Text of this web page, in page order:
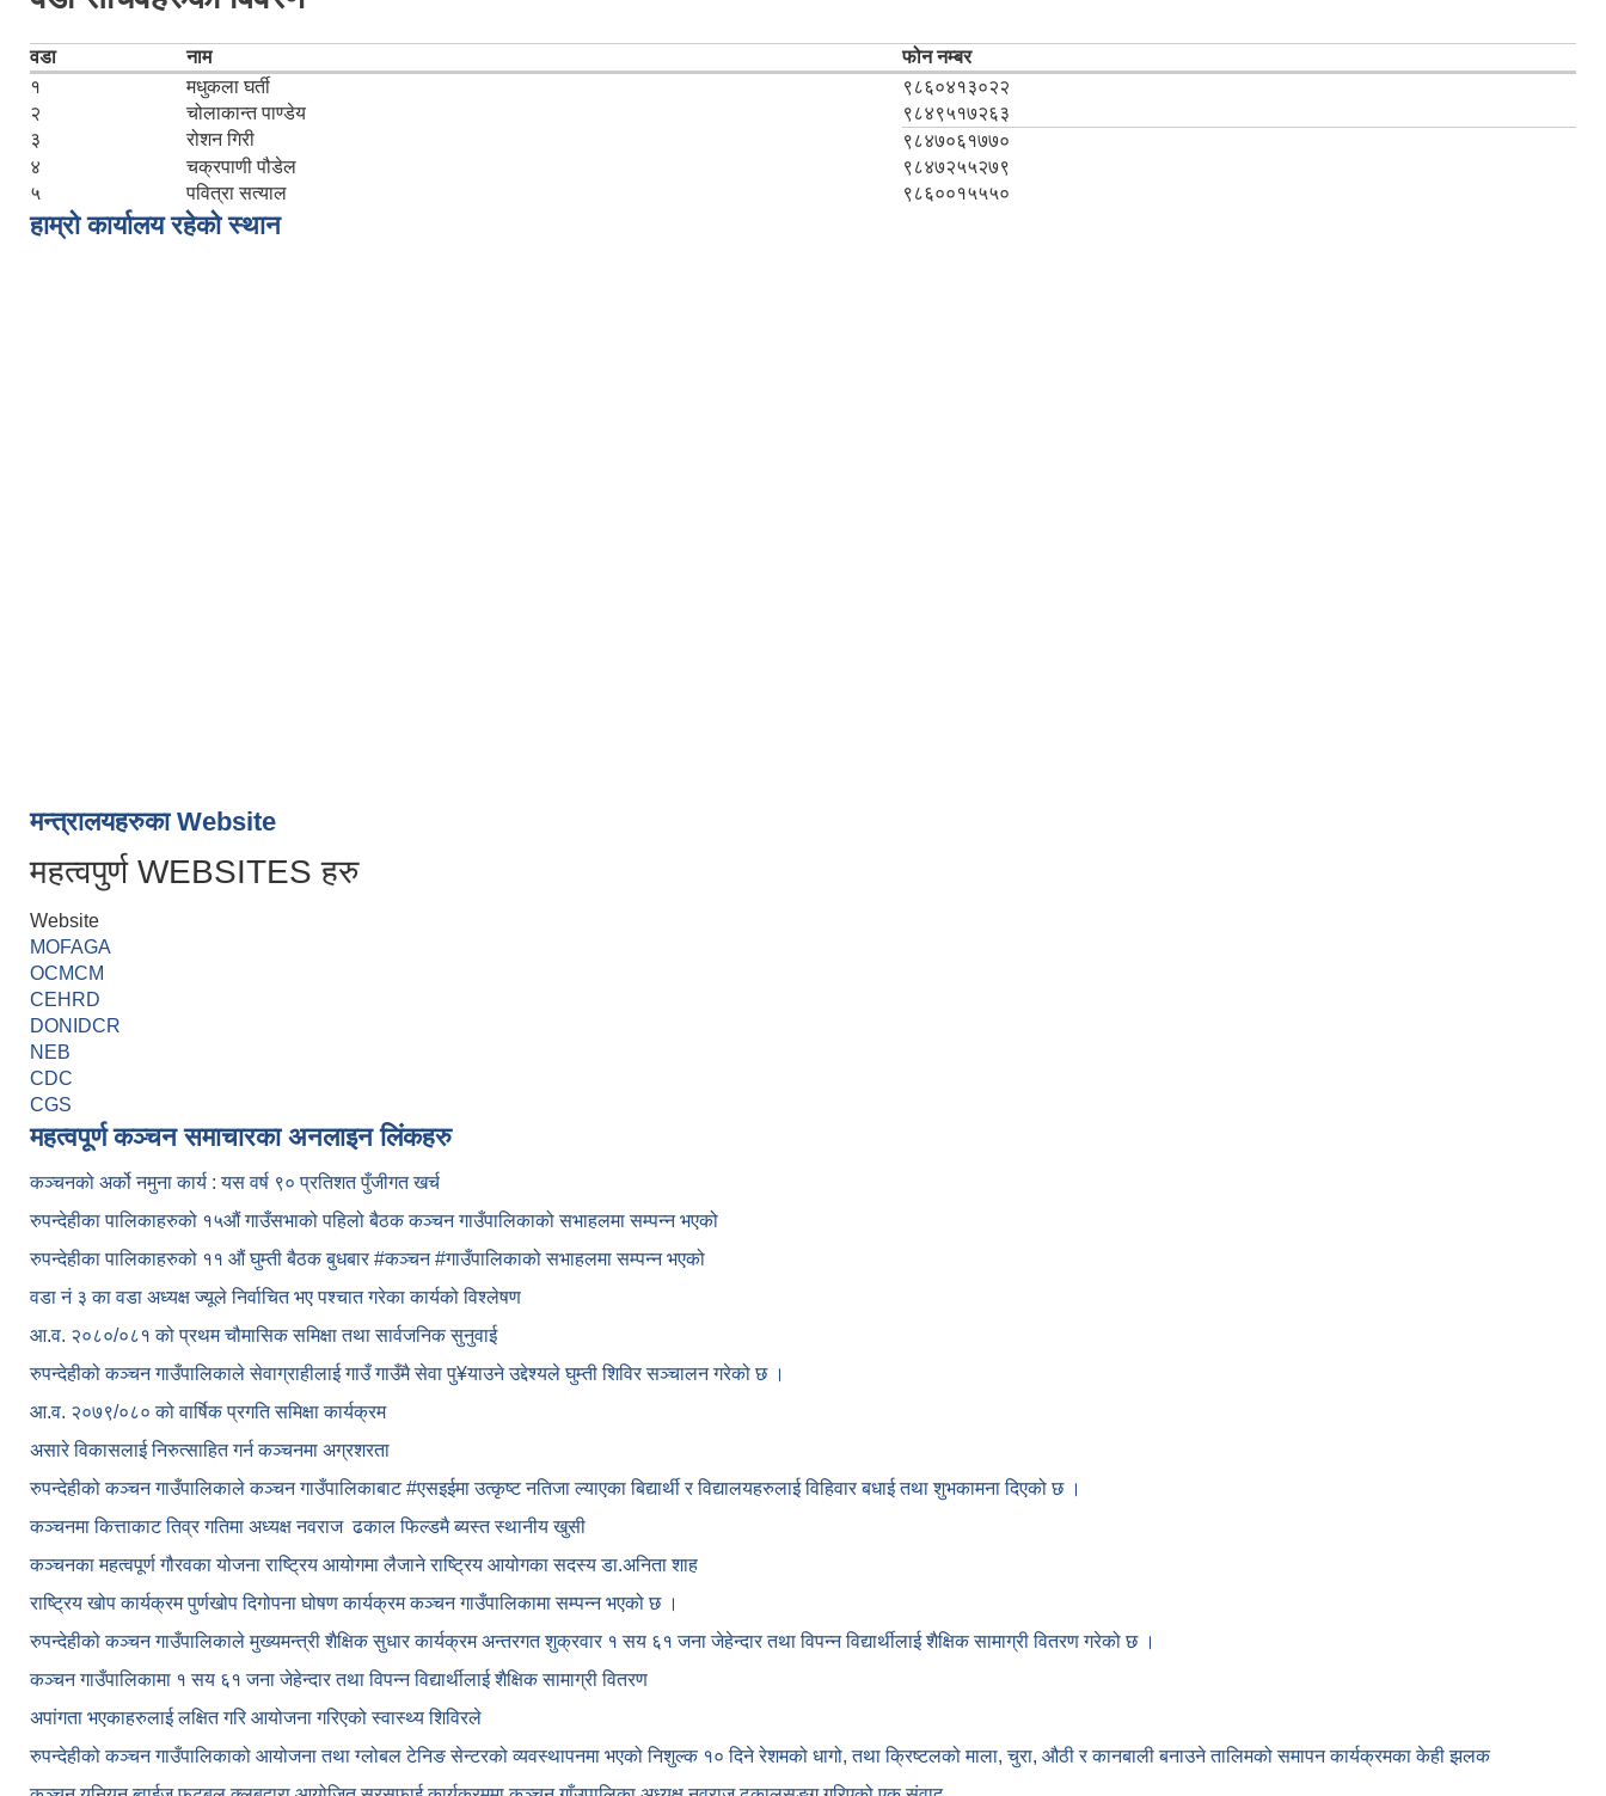
वडा नाम
फोन नम्बर
१
मधुकला घर्ती
९८६०४१३०२२
२
चोलाकान्त पाण्डेय
९८४९५१७२६३
३
रोशन गिरी
९८४७०६१७७०
४
चक्रपाणी पौडेल
९८४७२५५२७९
५
पवित्रा सत्याल ९८६००१५५५०
हाम्रो कार्यालय रहेको स्थान
मन्त्रालयहरुका Website
महत्वपुर्ण WEBSITES हरु
Website
MOFAGA
OCMCM
CEHRD
DONIDCR
NEB
CDC
CGS
महत्वपूर्ण कञ्चन समाचारका अनलाइन लिंकहरु
कञ्चनको अर्को नमुना कार्य : यस वर्ष ९० प्रतिशत पुँजीगत खर्च
रुपन्देहीका पालिकाहरुको १५औं गाउँसभाको पहिलो बैठक कञ्चन गाउँपालिकाको सभाहलमा सम्पन्न भएको
रुपन्देहीका पालिकाहरुको ११ औं घुम्ती बैठक बुधबार #कञ्चन #गाउँपालिकाको सभाहलमा सम्पन्न भएको
वडा नं ३ का वडा अध्यक्ष ज्यूले निर्वाचित भए पश्चात गरेका कार्यको विश्लेषण
आ.व. २०८०/०८१ को प्रथम चौमासिक समिक्षा तथा सार्वजनिक सुनुवाई
रुपन्देहीको कञ्चन गाउँपालिकाले सेवाग्राहीलाई गाउँ गाउँमै सेवा पु¥याउने उद्देश्यले घुम्ती शिविर सञ्चालन गरेको छ ।
आ.व. २०७९/०८० को वार्षिक प्रगति समिक्षा कार्यक्रम
असारे विकासलाई निरुत्साहित गर्न कञ्चनमा अग्रशरता
रुपन्देहीको कञ्चन गाउँपालिकाले कञ्चन गाउँपालिकाबाट#एसइईमा उत्कृष्ट नतिजा ल्याएका बिद्यार्थी र विद्यालयहरुलाई विहिवार बधाई तथा शुभकामना दिएको छ ।
कञ्चनमा कित्ताकाट तिव्र गतिमा अध्यक्ष नवराज ढकाल फिल्डमै ब्यस्त स्थानीय खुसी
कञ्चनका महत्वपूर्ण गौरवका योजना राष्ट्रिय आयोगमा लैजाने राष्ट्रिय आयोगका सदस्य डा.अनिता शाह
राष्ट्रिय खोप कार्यक्रम पुर्णखोप दिगोपना घोषण कार्यक्रम कञ्‍चन गाउँपालिकामा सम्पन्न भएको छ ।
रुपन्देहीको कञ्चन गाउँपालिकाले मुख्यमन्त्री शैक्षिक सुधार कार्यक्रम अन्तरगत शुक्रवार १ सय ६१ जना जेहेन्दार तथा विपन्न विद्यार्थीलाई शैक्षिक सामाग्री वितरण गरेको छ ।
कञ्चन गाउँपालिकामा १ सय ६१ जना जेहेन्दार तथा विपन्न विद्यार्थीलाई शैक्षिक सामाग्री वितरण
अपांगता भएकाहरुलाई लक्षित गरि आयोजना गरिएको स्वास्थ्य शिविरले
रुपन्देहीको कञ्चन गाउँपालिकाको आयोजना तथा ग्लोबल टेनिङ सेन्टरको व्यवस्थापनमा भएको निशुल्क १० दिने रेशमको धागो, तथा क्रिष्टलको माला, चुरा, औठी र कानबाली बनाउने तालिमको समापन कार्यक्रमका केही झलक